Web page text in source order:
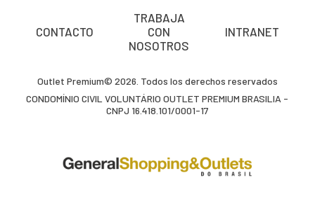
CONTACTO
TRABAJA
CON
NOSOTROS
INTRANET
Outlet Premium© 2026. Todos los derechos reservados
CONDOMÍNIO CIVIL VOLUNTÁRIO OUTLET PREMIUM BRASILIA -
CNPJ 16.418.101/0001-17